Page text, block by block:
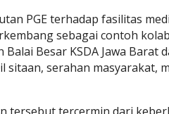
PGE terhadap fasilitas
sebagai contoh
Balai Besar KSDA Jawa
sitaan, serahan masyarakat,